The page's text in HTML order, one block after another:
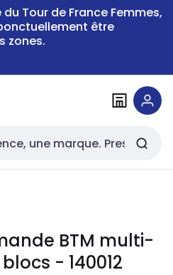
Tour de France Femmes,
être
zones.
BTM multi-
- 140012